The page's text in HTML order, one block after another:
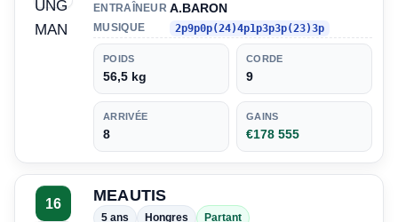
ENTRAÎNEUR A.BARON
MUSIQUE 2p9p0p(24)4p1p3p3p(23)3p
POIDS
56,5 kg
CORDE
9
ARRIVÉE
8
GAINS
€178 555
16 MEAUTIS
5 ans Hongres
Partant